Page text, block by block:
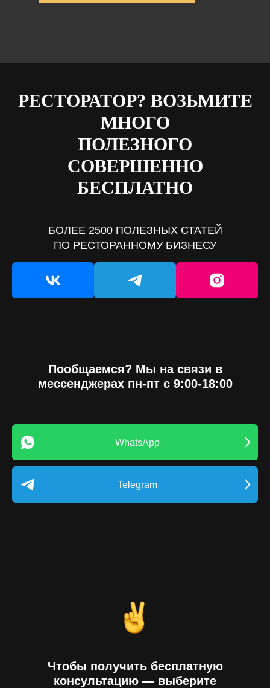
РЕСТОРАТОР? ВОЗЬМИТЕ
МНОГО
ПОЛЕЗНОГО
СОВЕРШЕННО
БЕСПЛАТНО
БОЛЕЕ 2500 ПОЛЕЗНЫХ СТАТЕЙ
ПО РЕСТОРАННОМУ БИЗНЕСУ
Пообщаемся? Мы на связи в
мессенджерах пн-пт с 9:00-18:00
WhatsApp
Telegram
Чтобы получить бесплатную
консультацию — выберите